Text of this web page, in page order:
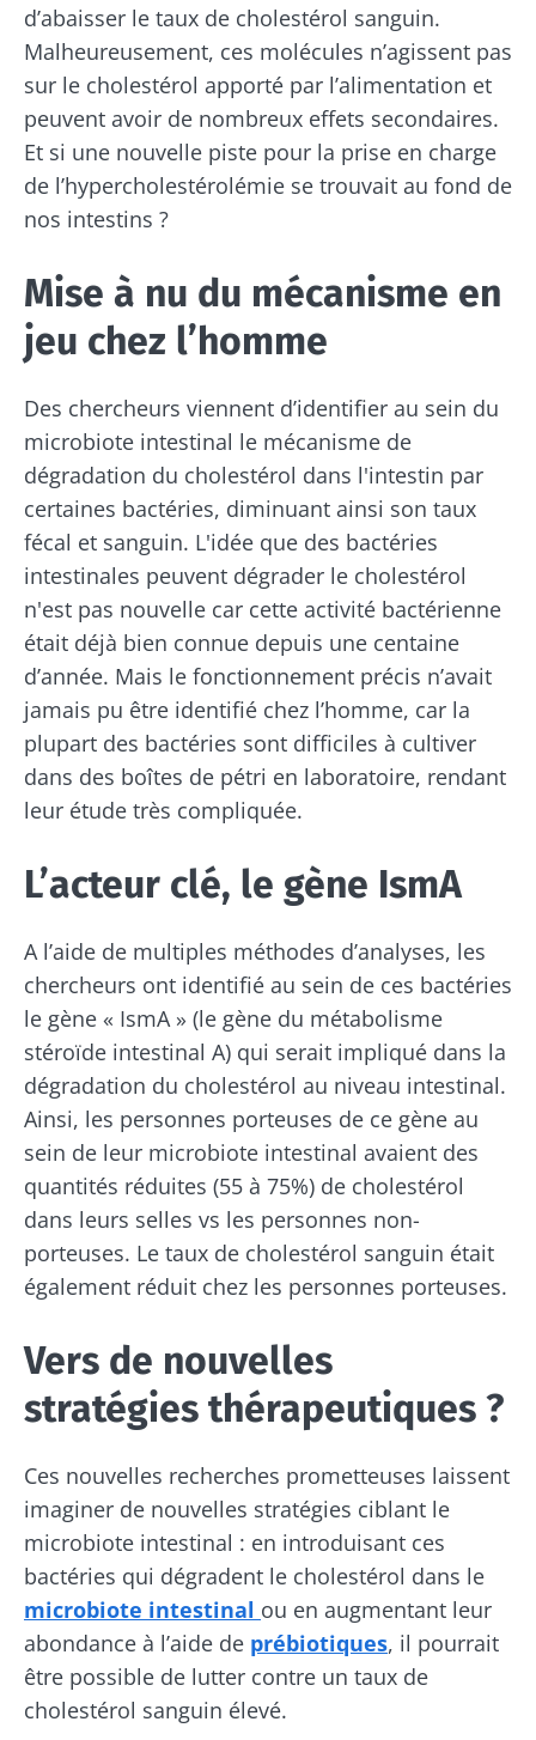
d’abaisser le taux de cholestérol sanguin.
Malheureusement, ces molécules n’agissent pas
sur le cholestérol apporté par l’alimentation et
peuvent avoir de nombreux effets secondaires.
Et si une nouvelle piste pour la prise en charge
de l’hypercholestérolémie se trouvait au fond de
nos intestins ?
Mise à nu du mécanisme en
jeu chez l’homme
Des chercheurs viennent d’identifier au sein du
microbiote intestinal le mécanisme de
dégradation du cholestérol dans l'intestin par
certaines bactéries, diminuant ainsi son taux
fécal et sanguin. L'idée que des bactéries
intestinales peuvent dégrader le cholestérol
n'est pas nouvelle car cette activité bactérienne
était déjà bien connue depuis une centaine
d’année. Mais le fonctionnement précis n’avait
jamais pu être identifié chez l’homme, car la
plupart des bactéries sont difficiles à cultiver
dans des boîtes de pétri en laboratoire, rendant
leur étude très compliquée.
L’acteur clé, le gène IsmA
A l’aide de multiples méthodes d’analyses, les
chercheurs ont identifié au sein de ces bactéries
le gène « IsmA » (le gène du métabolisme
stéroïde intestinal A) qui serait impliqué dans la
dégradation du cholestérol au niveau intestinal.
Ainsi, les personnes porteuses de ce gène au
sein de leur microbiote intestinal avaient des
quantités réduites (55 à 75%) de cholestérol
dans leurs selles vs les personnes non-
porteuses. Le taux de cholestérol sanguin était
également réduit chez les personnes porteuses.
Vers de nouvelles
stratégies thérapeutiques ?
Ces nouvelles recherches prometteuses laissent
imaginer de nouvelles stratégies ciblant le
microbiote intestinal : en introduisant ces
bactéries qui dégradent le cholestérol dans le
microbiote intestinal ou en augmentant leur
abondance à l’aide de prébiotiques, il pourrait
être possible de lutter contre un taux de
cholestérol sanguin élevé.
Redirection
Se tenir informé
Rejoignez la communauté du microbiote et
recevez une fois par mois "The Essential"
pour rester au courant des dernières
actualités sur le microbiote.
Ne partez pas si vite !
Rejoignez la communauté du microbiote et
recevez une fois par mois "The Essential"
pour rester au courant des dernières
Je souhaite m'inscrire afin de recevoir
d'autres actualités de Biocodex
J’ai lu et accepte lesCGU